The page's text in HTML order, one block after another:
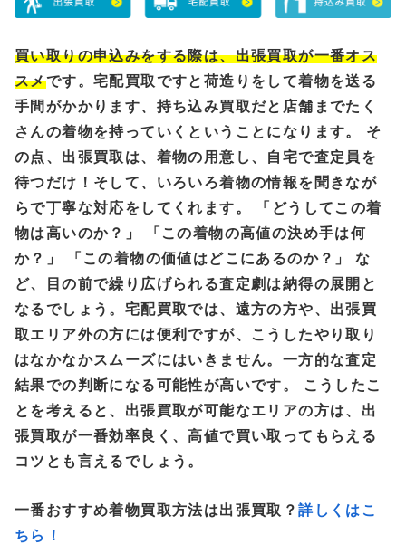
買い取りの申込みをする際は、出張買取が一番オス
スメです。宅配買取ですと荷造りをして着物を送る
手間がかかります、持ち込み買取だと店舗までたく
さんの着物を持っていくということになります。 そ
の点、出張買取は、着物の用意し、自宅で査定員を
待つだけ！そして、いろいろ着物の情報を聞きなが
らで丁寧な対応をしてくれます。 「どうしてこの着
物は高いのか？」 「この着物の高値の決め手は何
か？」 「この着物の価値はどこにあるのか？」 な
ど、目の前で繰り広げられる査定劇は納得の展開と
なるでしょう。宅配買取では、遠方の方や、出張買
取エリア外の方には便利ですが、こうしたやり取り
はなかなかスムーズにはいきません。一方的な査定
結果での判断になる可能性が高いです。 こうしたこ
とを考えると、出張買取が可能なエリアの方は、出
張買取が一番効率良く、高値で買い取ってもらえる
コツとも言えるでしょう。
一番おすすめ着物買取方法は出張買取？詳しくはこ
ちら！